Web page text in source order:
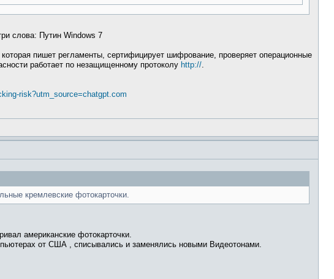
слова: Путин Windows 7
пишет регламенты, сертифицирует шифрование, проверяет операционные
работает по незащищенному протоколу http://.
risk?utm_source=chatgpt.com
кремлевские фотокарточки.
американские фотокарточки.
от США , списывались и заменялись новыми Видеотонами.